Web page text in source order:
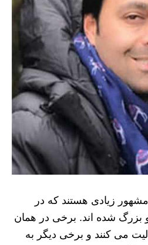
زیادی هستند که در
بزرگ شده اند. برخی در همان
می کنند و برخی دیگر به